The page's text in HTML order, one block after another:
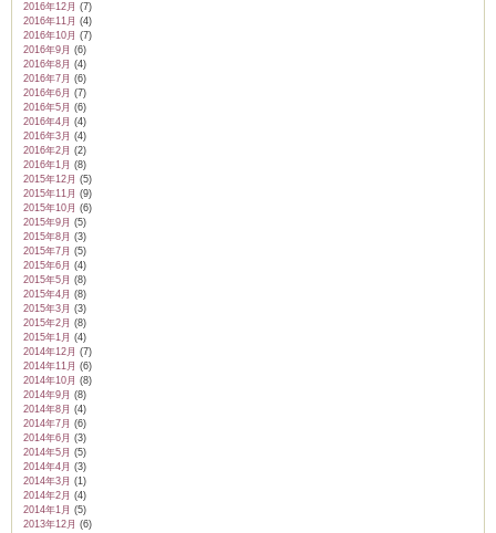
2016年12月 (7)
2016年11月 (4)
2016年10月 (7)
2016年9月 (6)
2016年8月 (4)
2016年7月 (6)
2016年6月 (7)
2016年5月 (6)
2016年4月 (4)
2016年3月 (4)
2016年2月 (2)
2016年1月 (8)
2015年12月 (5)
2015年11月 (9)
2015年10月 (6)
2015年9月 (5)
2015年8月 (3)
2015年7月 (5)
2015年6月 (4)
2015年5月 (8)
2015年4月 (8)
2015年3月 (3)
2015年2月 (8)
2015年1月 (4)
2014年12月 (7)
2014年11月 (6)
2014年10月 (8)
2014年9月 (8)
2014年8月 (4)
2014年7月 (6)
2014年6月 (3)
2014年5月 (5)
2014年4月 (3)
2014年3月 (1)
2014年2月 (4)
2014年1月 (5)
2013年12月 (6)